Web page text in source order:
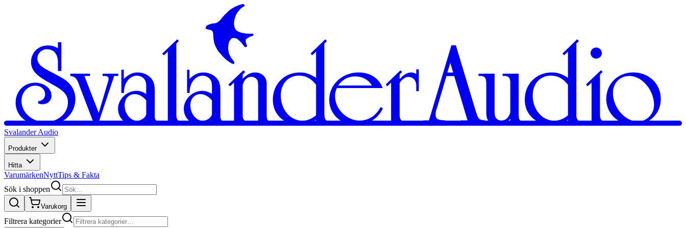
Svalander Audio
Produkter
Hitta
VarumärkenNyttTips & Fakta
Sök i shoppen
Varukorg
Filtrera kategorier